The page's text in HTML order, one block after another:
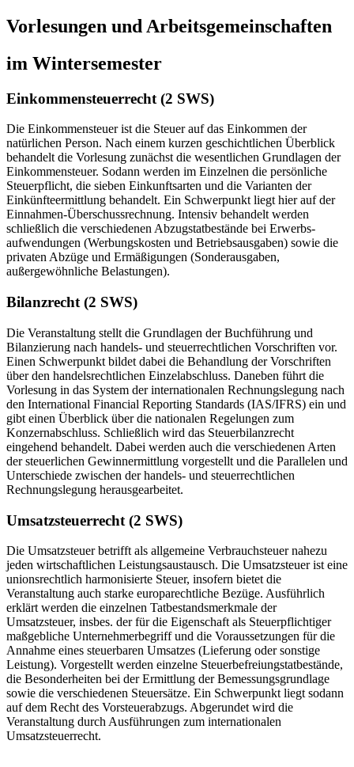
Vorlesungen und Arbeitsgemeinschaften
im Wintersemester
Einkommensteuerrecht (2 SWS)
Die Einkommensteuer ist die Steuer auf das Einkommen der
natürlichen Person. Nach einem kurzen geschichtlichen Überblick
behandelt die Vorlesung zunächst die wesentlichen Grundlagen der
Einkommensteuer. Sodann werden im Einzelnen die persönliche
Steuerpflicht, die sieben Einkunftsarten und die Varianten der
Einkünfteermittlung behandelt. Ein Schwerpunkt liegt hier auf der
Einnahmen-Überschussrechnung. Intensiv behandelt werden
schließlich die verschiedenen Abzugstatbestände bei Erwerbs-
aufwendungen (Werbungskosten und Betriebsausgaben) sowie die
privaten Abzüge und Ermäßigungen (Sonderausgaben,
außergewöhnliche Belastungen).
Bilanzrecht (2 SWS)
Die Veranstaltung stellt die Grundlagen der Buchführung und
Bilanzierung nach handels- und steuerrechtlichen Vorschriften vor.
Einen Schwerpunkt bildet dabei die Behandlung der Vorschriften
über den handelsrechtlichen Einzelabschluss. Daneben führt die
Vorlesung in das System der internationalen Rechnungslegung nach
den International Financial Reporting Standards (IAS/IFRS) ein und
gibt einen Überblick über die nationalen Regelungen zum
Konzernabschluss. Schließlich wird das Steuerbilanzrecht
eingehend behandelt. Dabei werden auch die verschiedenen Arten
der steuerlichen Gewinnermittlung vorgestellt und die Parallelen und
Unterschiede zwischen der handels- und steuerrechtlichen
Rechnungslegung herausgearbeitet.
Umsatzsteuerrecht (2 SWS)
Die Umsatzsteuer betrifft als allgemeine Verbrauchsteuer nahezu
jeden wirtschaftlichen Leistungsaustausch. Die Umsatzsteuer ist eine
unionsrechtlich harmonisierte Steuer, insofern bietet die
Veranstaltung auch starke europarechtliche Bezüge. Ausführlich
erklärt werden die einzelnen Tatbestandsmerkmale der
Umsatzsteuer, insbes. der für die Eigenschaft als Steuerpflichtiger
maßgebliche Unternehmerbegriff und die Voraussetzungen für die
Annahme eines steuerbaren Umsatzes (Lieferung oder sonstige
Leistung). Vorgestellt werden einzelne Steuerbefreiungstatbestände,
die Besonderheiten bei der Ermittlung der Bemessungsgrundlage
sowie die verschiedenen Steuersätze. Ein Schwerpunkt liegt sodann
auf dem Recht des Vorsteuerabzugs. Abgerundet wird die
Veranstaltung durch Ausführungen zum internationalen
Umsatzsteuerrecht.